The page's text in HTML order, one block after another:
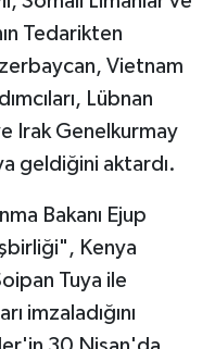
Tedarikten
Vietnam
Lübnan
Irak Genelkurmay
geldiğini aktardı.
Bakanı Ejup
Kenya
Tuya ile
imzaladığını